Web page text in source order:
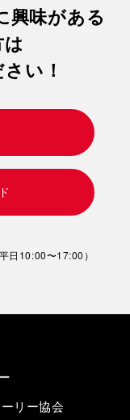
興味がある
い！
日10:00〜17:00）
リー協会